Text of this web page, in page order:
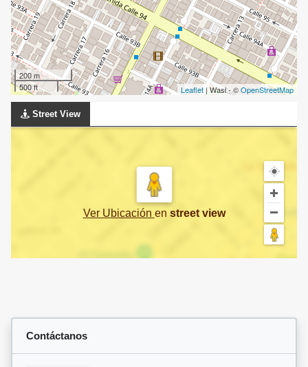
200 m
500 ft
Leaflet | Wasi - ©OpenStreetMap
Street View
Ver Ubicación en street view
Contáctanos